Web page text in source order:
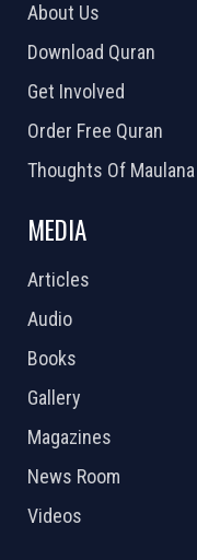
About Us
Download Quran
Get Involved
Order Free Quran
Thoughts Of Maulana
MEDIA
Articles
Audio
Books
Gallery
Magazines
News Room
Videos